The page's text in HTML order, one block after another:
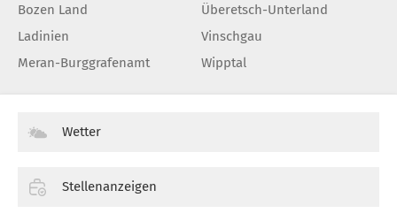
Bozen Land
Ladinien
Meran-Burggrafenamt
Überetsch-Unterland
Vinschgau
Wipptal
Wetter
Stellenanzeigen